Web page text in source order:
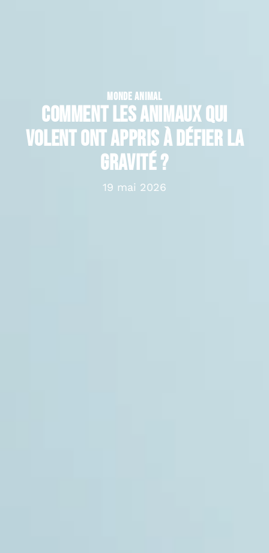
MONDE ANIMAL
Comment les animaux qui
volent ont appris à défier la
gravité ?
19 mai 2026